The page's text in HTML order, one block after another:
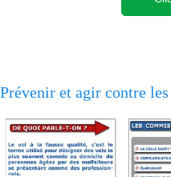
Prévenir et agir contre